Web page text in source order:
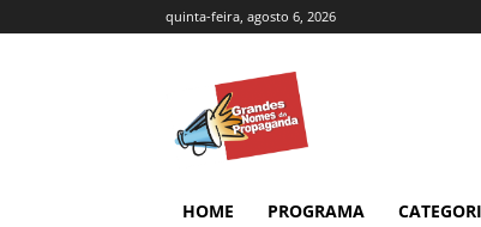
quinta-feira, agosto 6, 2026
HOME PROGRAMA